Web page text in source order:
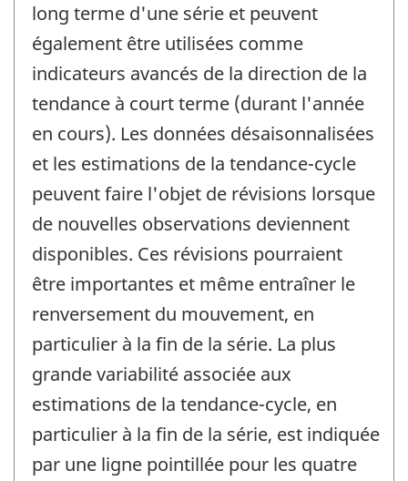
long terme d'une série et peuvent
également être utilisées comme
indicateurs avancés de la direction de la
tendance à court terme (durant l'année
en cours). Les données désaisonnalisées
et les estimations de la tendance-cycle
peuvent faire l'objet de révisions lorsque
de nouvelles observations deviennent
disponibles. Ces révisions pourraient
être importantes et même entraîner le
renversement du mouvement, en
particulier à la fin de la série. La plus
grande variabilité associée aux
estimations de la tendance-cycle, en
particulier à la fin de la série, est indiquée
par une ligne pointillée pour les quatre